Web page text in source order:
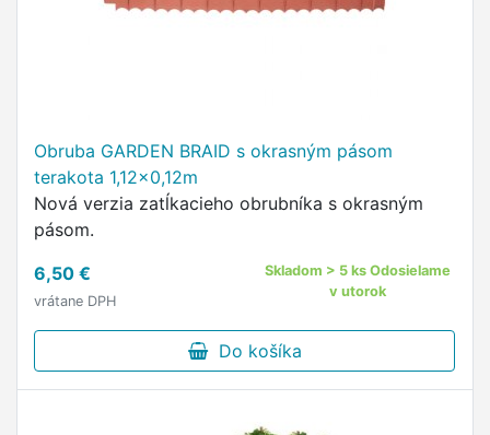
Obruba GARDEN BRAID s okrasným pásom
terakota 1,12x0,12m
Nová verzia zatĺkacieho obrubníka s okrasným
pásom.
6,50 €
vrátane DPH
Skladom > 5 ks Odosielame
v utorok
Do košíka